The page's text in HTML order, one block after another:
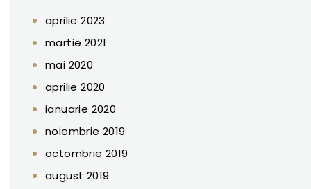
aprilie 2023
martie 2021
mai 2020
aprilie 2020
ianuarie 2020
noiembrie 2019
octombrie 2019
august 2019